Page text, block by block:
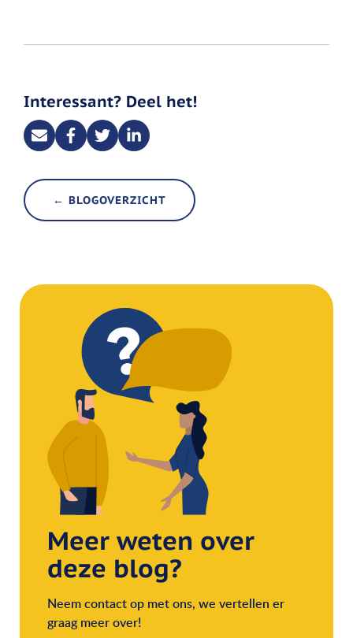
Interessant? Deel het!
← BLOGOVERZICHT
Meer weten over
deze blog?
Neem contact op met ons, we vertellen er
graag meer over!